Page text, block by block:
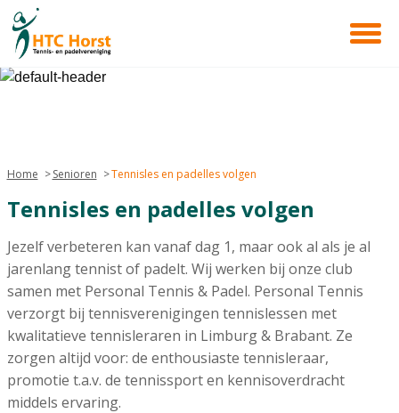
Home Senioren Tennisles en padelles volgen
Tennisles en padelles volgen
Jezelf verbeteren kan vanaf dag 1, maar ook al als je al
jarenlang tennist of padelt. Wij werken bij onze club
samen met Personal Tennis & Padel. Personal Tennis
verzorgt bij tennisverenigingen tennislessen met
kwalitatieve tennisleraren in Limburg & Brabant. Ze
zorgen altijd voor: de enthousiaste tennisleraar,
promotie t.a.v. de tennissport en kennisoverdracht
middels ervaring.